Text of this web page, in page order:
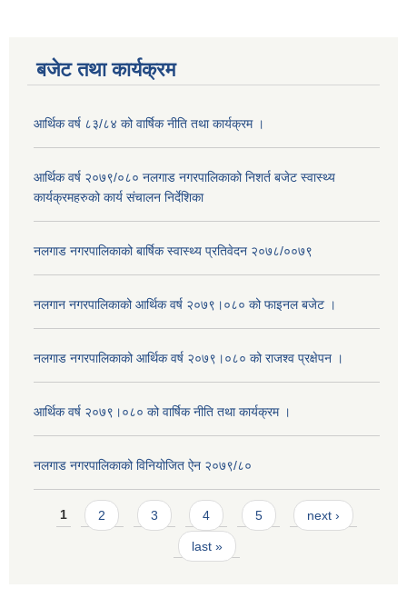
बजेट तथा कार्यक्रम
आर्थिक वर्ष ८३/८४ को वार्षिक नीति तथा कार्यक्रम ।
आर्थिक वर्ष २०७९/०८० नलगाड नगरपालिकाको निशर्त बजेट स्वास्थ्य
कार्यक्रमहरुको कार्य संचालन निर्देशिका
नलगाड नगरपालिकाको बार्षिक स्वास्थ्य प्रतिवेदन २०७८/००७९
नलगान नगरपालिकाको आर्थिक वर्ष २०७९।०८० को फाइनल बजेट ।
नलगाड नगरपालिकाको आर्थिक वर्ष २०७९।०८० को राजश्व प्रक्षेपन ।
आर्थिक वर्ष २०७९।०८० को वार्षिक नीति तथा कार्यक्रम ।
नलगाड नगरपालिकाको विनियोजित ऐन २०७९/८०
Pages
1 2 3 4 5 next ›
last »